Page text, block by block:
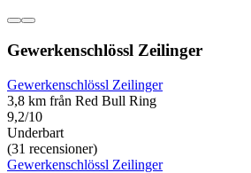
Gewerkenschlössl Zeilinger
Gewerkenschlössl Zeilinger
3,8 km från Red Bull Ring
9,2/10
Underbart
(31 recensioner)
Gewerkenschlössl Zeilinger